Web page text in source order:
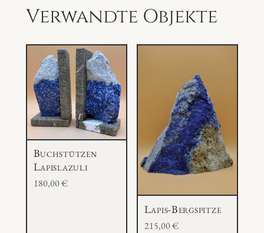
Verwandte Objekte
Buchstützen
Lapislazuli
180,00€
Lapis-Bergspitze
215,00€